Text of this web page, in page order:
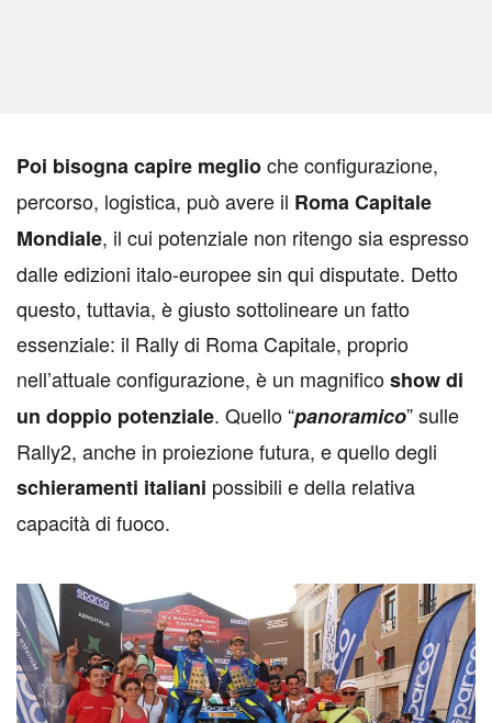
Poi bisogna capire meglioche configurazione,
percorso, logistica, può avere il Roma Capitale
Mondiale, il cui potenziale non ritengo sia espresso
dalle edizioni italo-europee sin qui disputate. Detto
questo, tuttavia, è giusto sottolineare un fatto
essenziale: il Rally di Roma Capitale, proprio
nell’attuale configurazione, è un magnificoshow di
un doppio potenziale. Quello “panoramico” sulle
Rally2, anche in proiezione futura, e quello degli
schieramenti italiani possibili e della relativa
capacità di fuoco.